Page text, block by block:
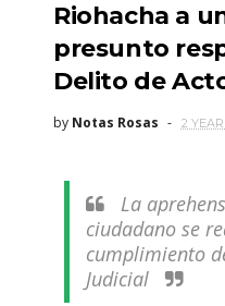
Riohacha a
presunto
Delito de
by Notas Rosas 2
La
ciudadano se
cumplimiento
Judicial